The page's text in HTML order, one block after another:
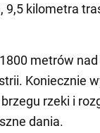
9,5 kilometra
metrów
Koniecznie
rzeki i
dania.